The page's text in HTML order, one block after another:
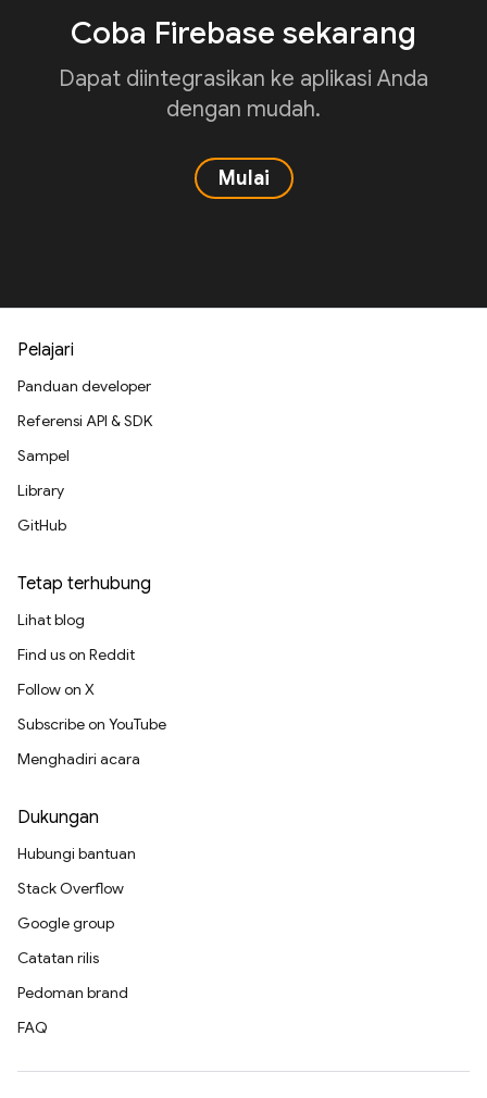
Coba Firebase sekarang
Dapat diintegrasikan ke aplikasi Anda
dengan mudah.
Mulai
Pelajari
Panduan developer
Referensi API & SDK
Sampel
Library
GitHub
Tetap terhubung
Lihat blog
Find us on Reddit
Follow on X
Subscribe on YouTube
Menghadiri acara
Dukungan
Hubungi bantuan
Stack Overflow
Google group
Catatan rilis
Pedoman brand
FAQ